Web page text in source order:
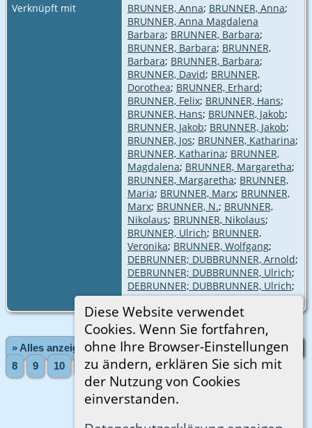
Diese Website verwendet
Cookies. Wenn Sie fortfahren,
ohne Ihre Browser-Einstellungen
zu ändern, erklären Sie sich mit
der Nutzung von Cookies
einverstanden.
Verknüpft mit
BRUNNER, Anna; BRUNNER, Anna;
BRUNNER, Anna Magdalena
Barbara; BRUNNER, Barbara;
BRUNNER, Barbara; BRUNNER,
Barbara; BRUNNER, Barbara;
BRUNNER, David; BRUNNER,
Dorothea; BRUNNER, Erhard;
BRUNNER, Felix; BRUNNER, Hans;
BRUNNER, Hans; BRUNNER, Jakob;
BRUNNER, Jakob; BRUNNER, Jakob;
BRUNNER, Jos; BRUNNER, Katharina;
BRUNNER, Katharina; BRUNNER,
Magdalena; BRUNNER, Margaretha;
BRUNNER, Margaretha; BRUNNER,
Maria; BRUNNER, Marx; BRUNNER,
Marx; BRUNNER, N.; BRUNNER,
Nikolaus; BRUNNER, Nikolaus;
BRUNNER, Ulrich; BRUNNER,
Veronika; BRUNNER, Wolfgang;
DEBRUNNER; DUBBRUNNER, Arnold;
DEBRUNNER; DUBBRUNNER, Ulrich;
DEBRUNNER; DUBBRUNNER, Ulrich;
DUBBRUNNER, Anna
» Alles anzeigen «Zurück «1 ... 3 4 5 6
8
9 10 11 ... 48» Vorwärts»